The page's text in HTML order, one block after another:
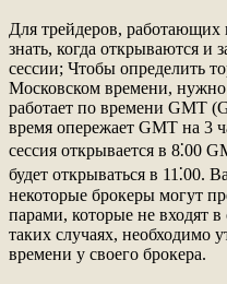
Для трейдеров,
знать, когда открываются и
сессии; Чтобы определить
Московском времени,
работает по времени GMT
время опережает GMT на 3
сессия открывается в 8⁚00
будет открываться в 11⁚00.
некоторые брокеры могут
парами, которые не входят
таких случаях, необходимо
времени у своего брокера.